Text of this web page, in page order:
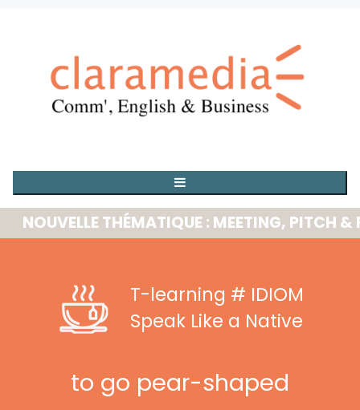
THÉMATIQUE : MEETING, PITCH &
T-learning # IDIOM
Speak Like a Native
to go pear-shaped